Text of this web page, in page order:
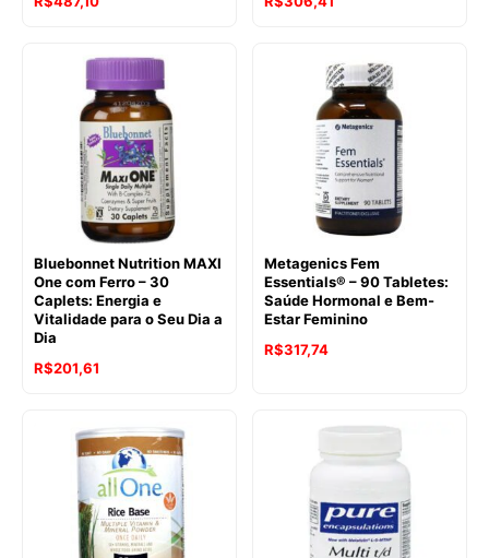
Bluebonnet Nutrition MAXI
One com Ferro – 30
Caplets: Energia e
Vitalidade para o Seu Dia a
Dia
R$201,61
Metagenics Fem
Essentials® – 90 Tabletes:
Saúde Hormonal e Bem-
Estar Feminino
R$317,74